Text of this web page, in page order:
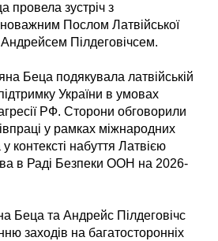
провела зустріч з
Послом Латвійської
Андрейсем Пілдеговічсем.
Беца подякувала латвійській
України в умовах
РФ. Сторони обговорили
у рамках міжнародних
контексті набуття Латвією
в Раді Безпеки ООН на 2026-
Беца та Андрейс Пілдеговічс
заходів на багатосторонніх